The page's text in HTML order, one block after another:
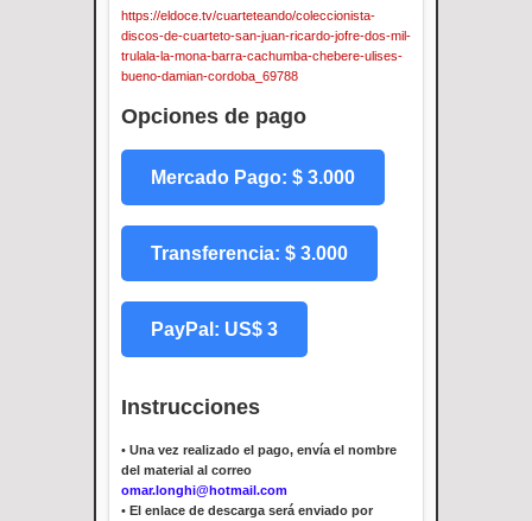
https://eldoce.tv/cuarteteando/coleccionista-
discos-de-cuarteto-san-juan-ricardo-jofre-dos-mil-
trulala-la-mona-barra-cachumba-chebere-ulises-
bueno-damian-cordoba_69788
Opciones de pago
Mercado Pago: $ 3.000
Transferencia: $ 3.000
PayPal: US$ 3
Instrucciones
• Una vez realizado el pago, envía el nombre
del material al correo
omar.longhi@hotmail.com
• El enlace de descarga será enviado por